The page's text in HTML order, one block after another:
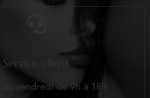
Service client
au vendredi de 9h à 18h